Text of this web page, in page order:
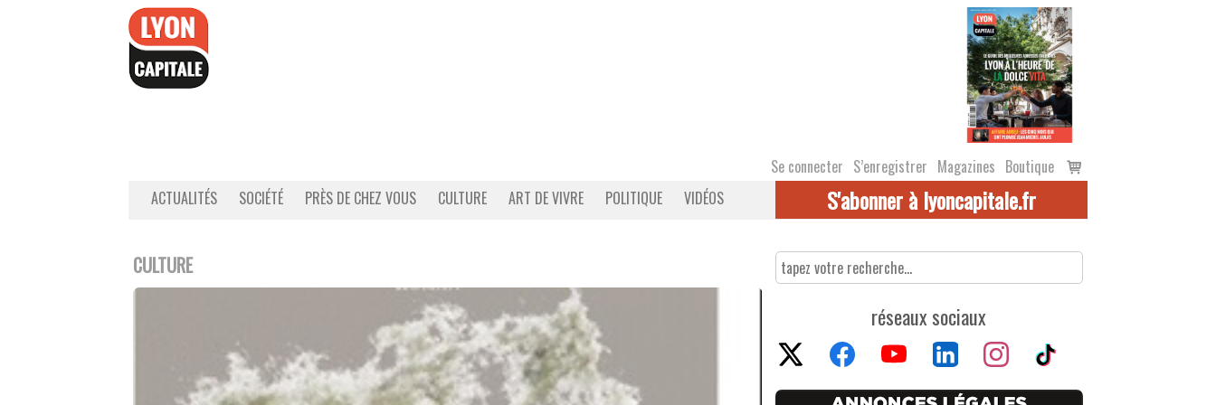
Se connecter S’enregistrer Magazines Boutique
Voir
le
ACTUALITÉS SOCIÉTÉ PRÈS DE CHEZ VOUS CULTURE ART DE VIVRE POLITIQUE VIDÉOS S'abonner à lyoncapitale.fr
CULTURE
réseaux sociaux